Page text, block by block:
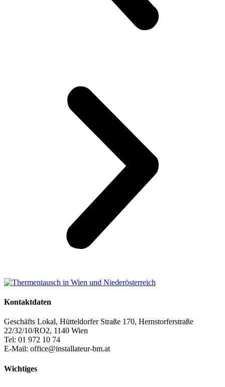
Kontaktdaten
Geschäfts Lokal, Hütteldorfer Straße 170, Hernstorferstraße
22/32/10/RO2, 1140 Wien
Tel: 01 972 10 74
E-Mail: office@installateur-bm.at
Wichtiges